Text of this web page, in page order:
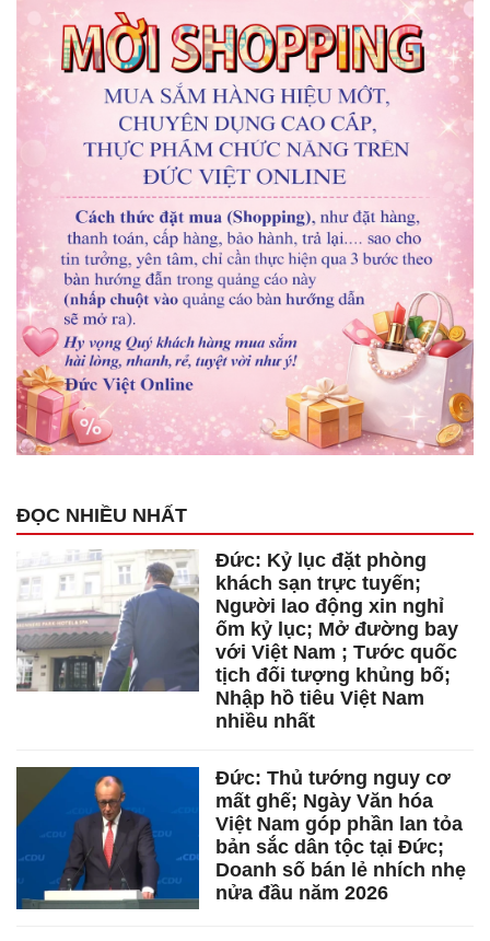
ĐỌC NHIỀU NHẤT
Đức: Kỷ lục đặt phòng
khách sạn trực tuyến;
Người lao động xin nghỉ
ốm kỷ lục; Mở đường bay
với Việt Nam ; Tước quốc
tịch đối tượng khủng bố;
Nhập hồ tiêu Việt Nam
nhiều nhất
Đức: Thủ tướng nguy cơ
mất ghế; Ngày Văn hóa
Việt Nam góp phần lan tỏa
bản sắc dân tộc tại Đức;
Doanh số bán lẻ nhích nhẹ
nửa đầu năm 2026